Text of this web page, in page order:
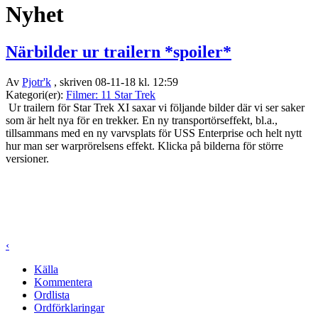
Nyhet
Närbilder ur trailern *spoiler*
Av Pjotr'k , skriven 08-11-18 kl. 12:59
Kategori(er): Filmer: 11 Star Trek
Ur trailern för Star Trek XI saxar vi följande bilder där vi ser saker
som är helt nya för en trekker. En ny transportörseffekt, bl.a.,
tillsammans med en ny varvsplats för USS Enterprise och helt nytt
hur man ser warprörelsens effekt. Klicka på bilderna för större
versioner.
‹
Källa
Kommentera
Ordlista
Ordförklaringar